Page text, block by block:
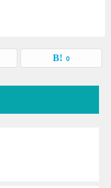
0